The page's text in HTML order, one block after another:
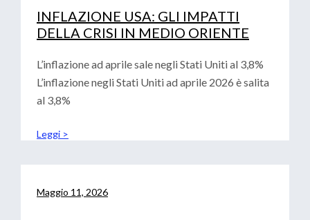
INFLAZIONE USA: GLI IMPATTI
DELLA CRISI IN MEDIO ORIENTE
L’inflazione ad aprile sale negli Stati Uniti al 3,8%
L’inflazione negli Stati Uniti ad aprile 2026 è salita
al 3,8%
Leggi >
Maggio 11, 2026